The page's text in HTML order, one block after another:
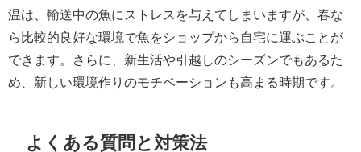
温は、輸送中の魚にストレスを与えてしまいますが、春な
ら比較的良好な環境で魚をショップから自宅に運ぶことが
できます。さらに、新生活や引越しのシーズンでもあるた
め、新しい環境作りのモチベーションも高まる時期です。
よくある質問と対策法